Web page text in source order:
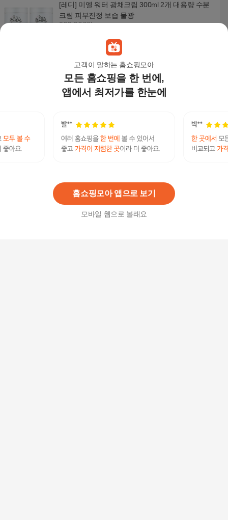
고객이 말하는 홈쇼핑모아
모든 홈쇼핑을 한 번에,
앱에서 최저가를 한눈에
홈쇼핑모아 앱으로 보기
모바일 웹으로 볼래요
[레디] 미엘 워터 광채크림 300ml 2개 대용량 수분
크림 피부진정 보습 물광
200,000원
1+1+1 리얼 블랙스네일 수딩젤 300ml /달팽이크림
수딩겔 빠른보습 탄력케어
9,600 원
푸드어홀릭 바운스 콜라겐 슬리핑 팩 200ml /수분